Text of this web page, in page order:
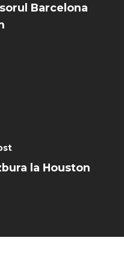
Barcelona
la Houston